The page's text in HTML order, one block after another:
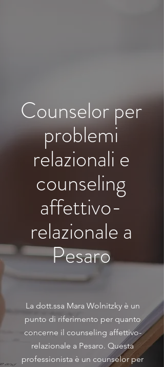
Counselor per
problemi
relazionali e
counseling
affettivo-
relazionale a
Pesaro
La dott.ssa Mara Wolnitzky è un
punto di riferimento per quanto
concerne il counseling affettivo-
relazionale a Pesaro. Questa
professionista è un counselor per